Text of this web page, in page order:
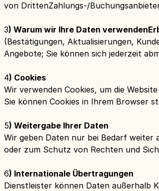
von DrittenZahlungs-/
‍3) Warum wir Ihre Daten
(Bestätigungen, Aktualisierungen,
Angebote; Sie können sich jederzeit
‍4) Cookies
Wir verwenden Cookies, um die
Sie können Cookies in Ihrem Browser
‍5) Weitergabe Ihrer Daten
Wir geben Daten nur bei Bedarf weiter
oder zum Schutz von Rechten und
‍6) Internationale Übertragungen
Dienstleister können Daten außerhalb